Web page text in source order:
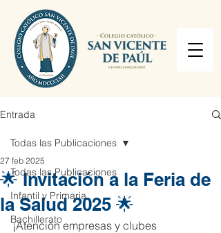
Entrada
Todas las Publicaciones
Infantil y Primaria
Bachillerato
Todas las Publicaciones
🌟 Invitación a la Feria de
la Salud 2025 🌟
27 feb 2025
¡Atención empresas y clubes